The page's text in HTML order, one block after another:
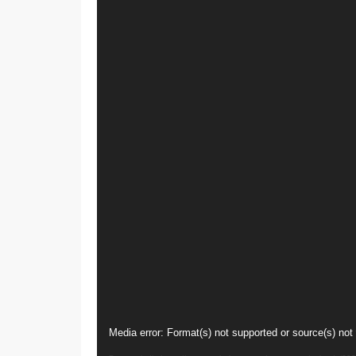
Video
Media error: Format(s) not supported or source(s) not